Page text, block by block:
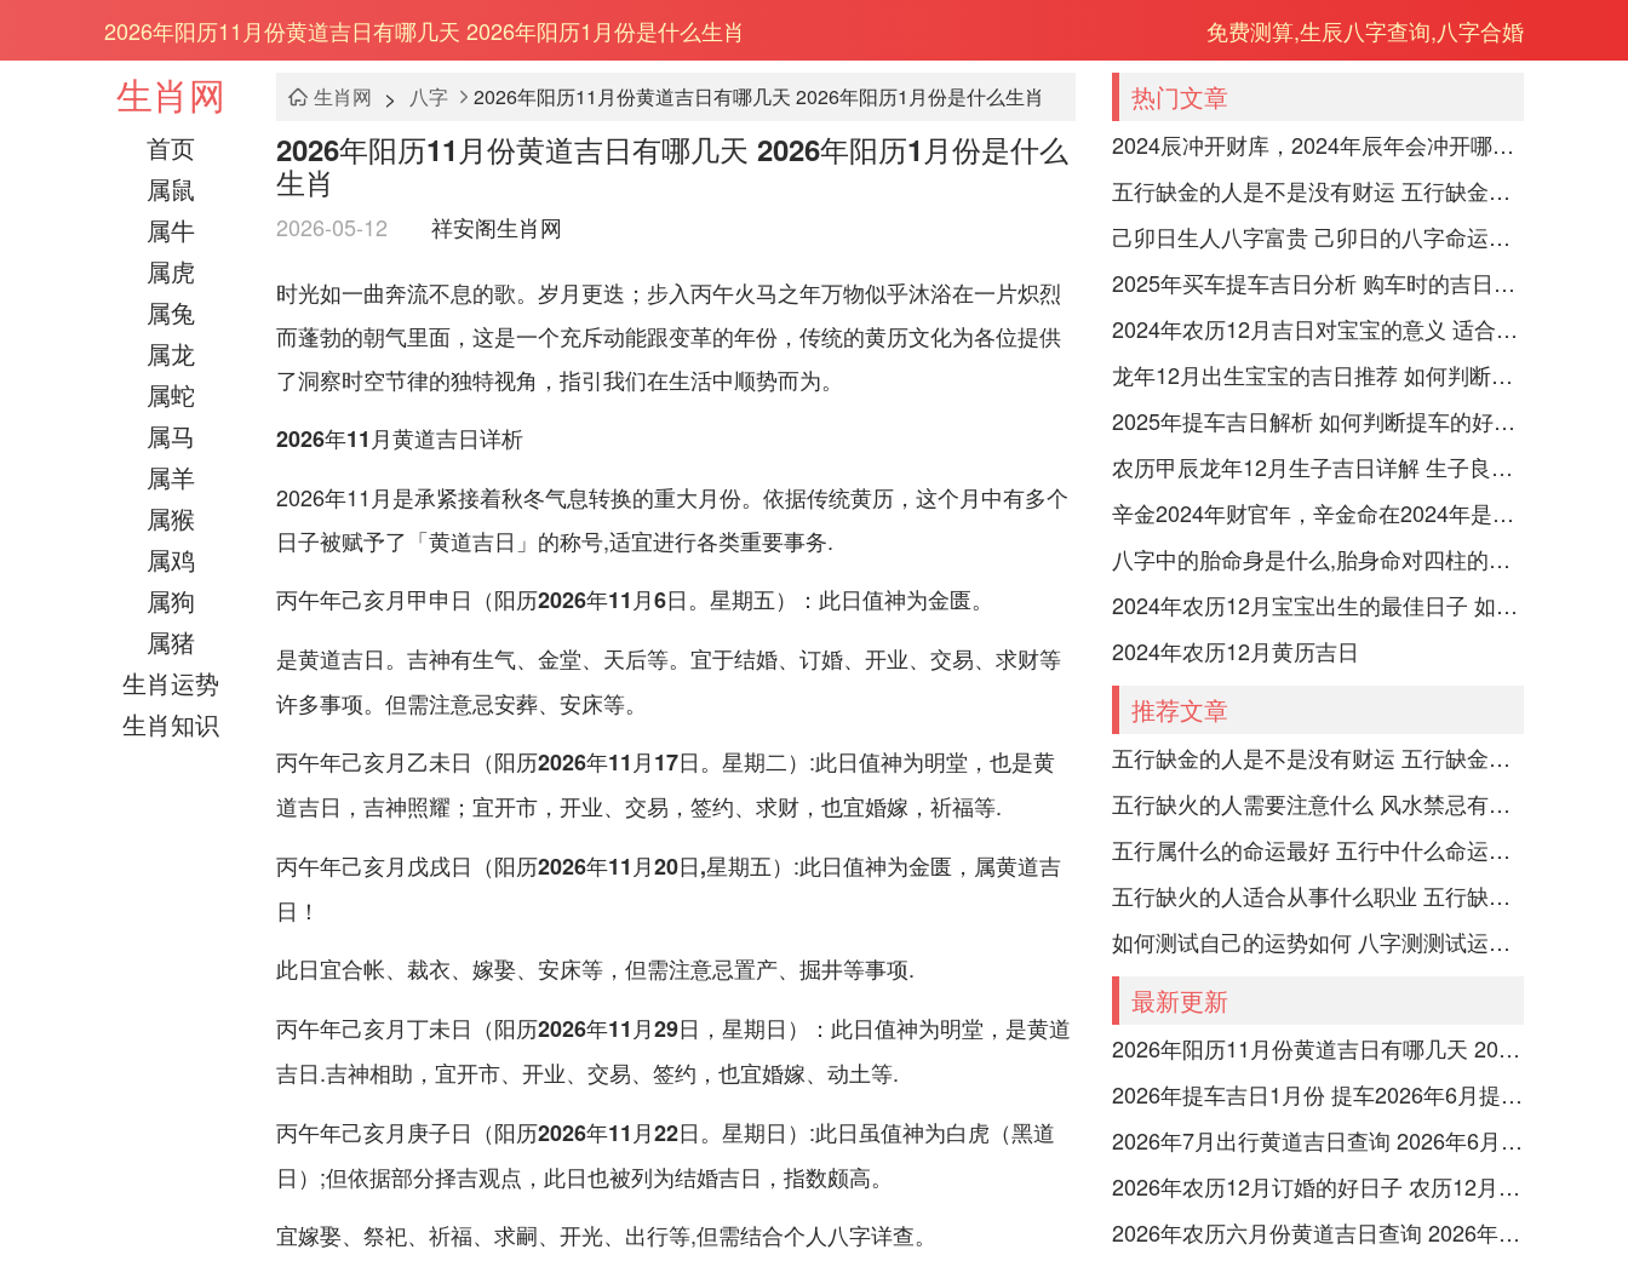
2026年阳历11月份黄道吉日有哪几天 2026年阳历1月份是什么生肖 免费测算,生辰八字查询,八字合婚
生肖网
首页
属鼠
属牛
属虎
属兔
属龙
属蛇
属马
属羊
属猴
属鸡
属狗
属猪
生肖运势
生肖知识
生肖网 > 八字 2026年阳历11月份黄道吉日有哪几天 2026年阳历1月份是什么生肖
2026年阳历11月份黄道吉日有哪几天 2026年阳历1月份是什么
生肖
2026-05-12 祥安阁生肖网
时光如一曲奔流不息的歌。岁月更迭；步入丙午火马之年万物似乎沐浴在一片炽烈
而蓬勃的朝气里面，这是一个充斥动能跟变革的年份，传统的黄历文化为各位提供
了洞察时空节律的独特视角，指引我们在生活中顺势而为。
2026年11月黄道吉日详析
2026年11月是承紧接着秋冬气息转换的重大月份。依据传统黄历，这个月中有多个
日子被赋予了「黄道吉日」的称号,适宜进行各类重要事务.
丙午年己亥月甲申日（阳历2026年11月6日。星期五）
：此日值神为金匮。
是黄道吉日。吉神有生气、金堂、天后等。宜于结婚、订婚、开业、交易、求财等
许多事项。但需注意忌安葬、安床等。
丙午年己亥月乙未日（阳历2026年11月17日。星期二） :此日值神为明堂 ，也是黄
道吉日，吉神照耀；宜开市，开业、交易，签约、求财 ，也宜婚嫁，祈福等.
丙午年己亥月戊戌日（阳历2026年11月20日,星期五） :此日值神为金匮 ，属黄道吉
日！
此日宜合帐、裁衣、嫁娶、安床等，但需注意忌置产、掘井等事项.
丙午年己亥月丁未日（阳历2026年11月29日，星期日）
：此日值神为明堂 ，是黄道
吉日.吉神相助，宜开市、开业、交易、签约 ，也宜婚嫁、动土等.
丙午年己亥月庚子日（阳历2026年11月22日。星期日） :此日虽值神为白虎（黑道
日）;但依据部分择吉观点，此日也被列为结婚吉日，指数颇高。
宜嫁娶、祭祀、祈福、求嗣、开光、出行等,但需结合个人八字详查。
热门文章
2024辰冲开财库，2024年辰年会冲开哪些人的财库
五行缺金的人是不是没有财运 五行缺金的人命运好不好
己卯日生人八字富贵 己卯日的八字命运如何
2025年买车提车吉日分析 购车时的吉日与禁忌
2024年农历12月吉日对宝宝的意义 适合龙年宝宝出生的日子有哪些
龙年12月出生宝宝的吉日推荐 如何判断吉日是否适合宝宝
2025年提车吉日解析 如何判断提车的好日子
农历甲辰龙年12月生子吉日详解 生子良辰的影响因素
辛金2024年财官年，辛金命在2024年是财官年还是财印年
八字中的胎命身是什么,胎身命对四柱的影响
2024年农历12月宝宝出生的最佳日子 如何挑选适合的吉日
2024年农历12月黄历吉日
推荐文章
五行缺金的人是不是没有财运 五行缺金的人命运好不好
五行缺火的人需要注意什么 风水禁忌有哪些
五行属什么的命运最好 五行中什么命运势旺盛
五行缺火的人适合从事什么职业 五行缺火的人适合从事的职业有哪些
如何测试自己的运势如何 八字测测试运运程
最新更新
2026年阳历11月份黄道吉日有哪几天 2026年阳历1月份是什么生肖
2026年提车吉日1月份 提车2026年6月提车吉日
2026年7月出行黄道吉日查询 2026年6月份的出行黄道吉日
2026年农历12月订婚的好日子 农历12月适合订婚的日子
2026年农历六月份黄道吉日查询 2026年农历几月出生好